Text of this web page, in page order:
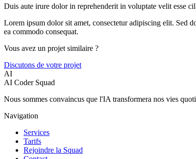
Duis aute irure dolor in reprehenderit in voluptate velit esse
Lorem ipsum dolor sit amet, consectetur adipiscing elit. Sed
ea commodo consequat.
Vous avez un projet similaire ?
Discutons de votre projet
AI
AI Coder Squad
Nous sommes convaincus que l'IA transformera nos vies
Navigation
Services
Tarifs
Rejoindre la Squad